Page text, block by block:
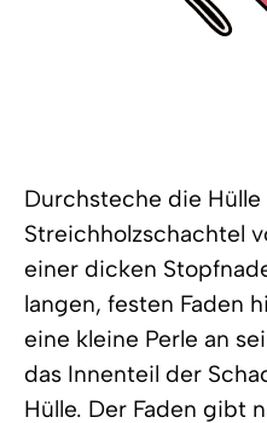
Durchsteche die
Streichholzschachtel
einer dicken
langen, festen Faden
eine kleine Perle an
das Innenteil der
Hülle. Der Faden gibt